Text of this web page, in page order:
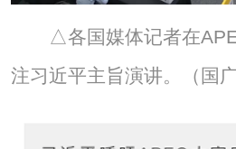
△各国媒体记者在
注习近平主旨演讲。（国